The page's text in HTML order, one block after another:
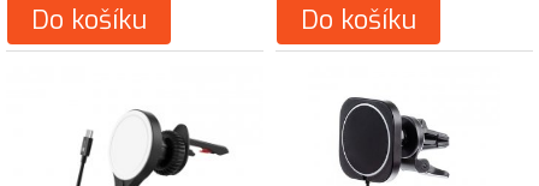
Do košíku Do košíku